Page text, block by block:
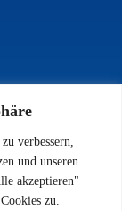
verbessern,
und unseren
akzeptieren"
zu.